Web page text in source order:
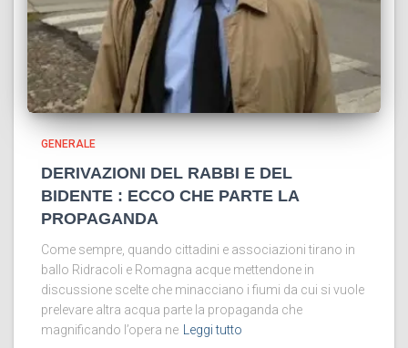
GENERALE
DERIVAZIONI DEL RABBI E DEL
BIDENTE : ECCO CHE PARTE LA
PROPAGANDA
Come sempre, quando cittadini e associazioni tirano in
ballo Ridracoli e Romagna acque mettendone in
discussione scelte che minacciano i fiumi da cui si vuole
prelevare altra acqua parte la propaganda che
magnificando l’opera ne
Leggi tutto